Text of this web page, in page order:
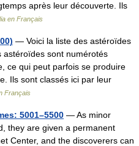
après leur découverte. Ils
en Français
— Voici la liste des astéroïdes
astéroïdes sont numérotés
ce qui peut parfois se produire
Ils sont classés ici par leur
Français
5001–5500 — As minor
they are given a permanent
Center, and the discoverers can